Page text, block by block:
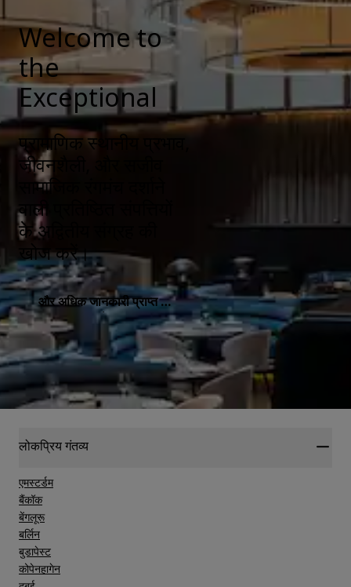
Welcome to
the
Exceptional
प्रामाणिक स्थानीय प्रभाव,
जीवनशैली, और सजीव
सामाजिक रंगमंच दर्शाने
वाली प्रतिष्ठित संपत्तियों
के अद्वितीय संग्रह की
खोज करें।
और अधिक जानकारी प्राप्त क
रें
लोकप्रिय गंतव्य
एमस्टर्डम
बैंकॉक
बेंगलूरू
बर्लिन
बुडापेस्ट
कोपेनहागेन